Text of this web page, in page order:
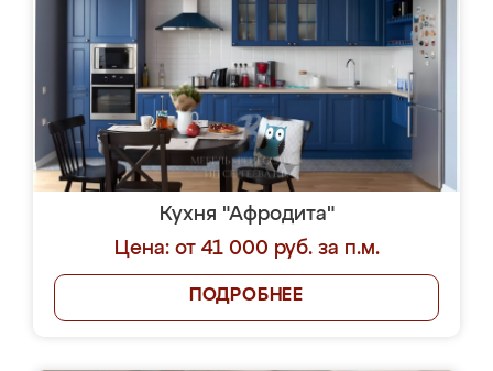
Кухня "Афродита"
Цена: от 41 000 руб. за п.м.
ПОДРОБНЕЕ